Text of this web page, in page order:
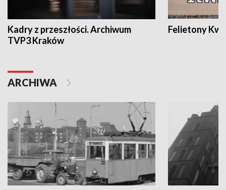
Kadry z przeszłości. Archiwum
TVP3 Kraków
Felietony
ARCHIWA